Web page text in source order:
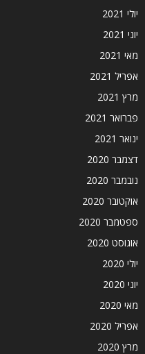
יולי 2021
יוני 2021
מאי 2021
אפריל 2021
מרץ 2021
פברואר 2021
ינואר 2021
דצמבר 2020
נובמבר 2020
אוקטובר 2020
ספטמבר 2020
אוגוסט 2020
יולי 2020
יוני 2020
מאי 2020
אפריל 2020
מרץ 2020